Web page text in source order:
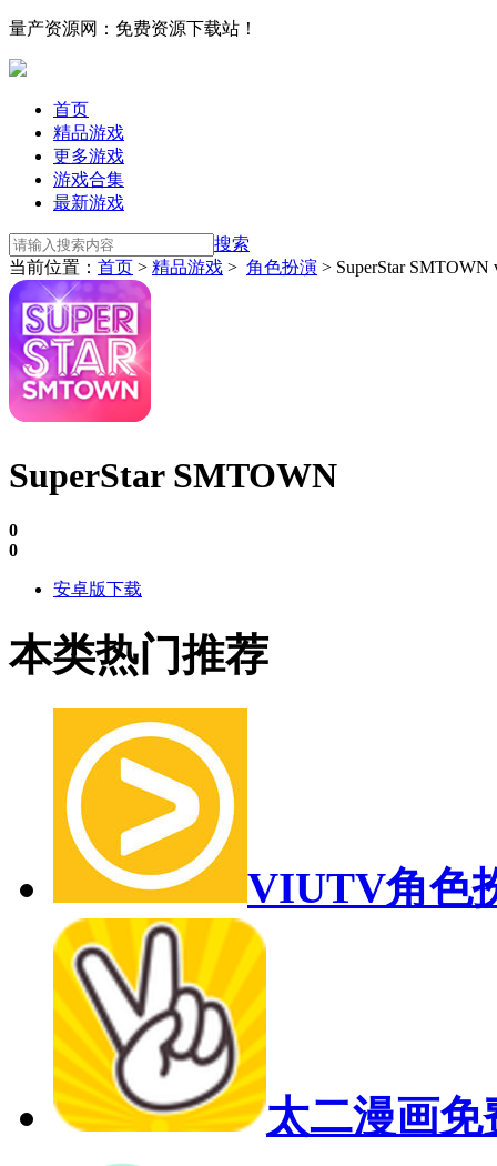
量产资源网：免费资源下载站！
首页
精品游戏
更多游戏
游戏合集
最新游戏
搜索
当前位置： 首页 > 精品游戏 > 角色扮演 > SuperStar SMTOWN
SuperStar SMTOWN
0
0
安卓版下载
本类热门推荐
VIUTV角色
太二漫画免